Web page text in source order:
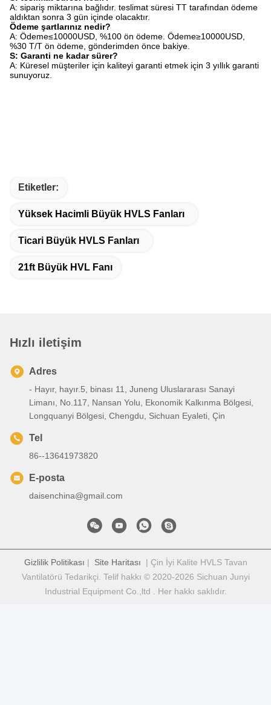
A: sipariş miktarına bağlıdır. teslimat süresi TT tarafından ödeme
aldıktan sonra 3 gün içinde olacaktır.
Ödeme şartlarınız nedir?
A: Ödeme≤10000USD, %100 ön ödeme. Ödeme≥10000USD,
%30 T/T ön ödeme, gönderimden önce bakiye.
S: Garanti ne kadar sürer?
A: Küresel müşteriler için kaliteyi garanti etmek için 3 yıllık garanti
sunuyoruz.
Etiketler:
Yüksek Hacimli Büyük HVLS Fanları
Ticari Büyük HVLS Fanları
21ft Büyük HVL Fanı
Hızlı iletişim
Adres
- Hayır, hayır.5, binası 11, Juneng Uluslararası Sanayi
Limanı, No.117, Nansan Yolu, Ekonomik Kalkınma Bölgesi,
Longquanyi Bölgesi, Chengdu, Sichuan Eyaleti, Çin
Tel
86--13641973820
E-posta
daisenchina@gmail.com
Gizlilik Politikası | Site Haritası | Çin İyi Kalite HVLS Tavan
Vantilatörü Tedarikçi. Telif hakkı © 2020-2026 Sichuan Junyi
Industrial Equipment Co.,ltd . Her hakkı saklıdır.